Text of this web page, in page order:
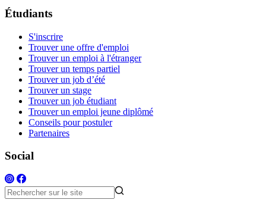
Étudiants
S'inscrire
Trouver une offre d'emploi
Trouver un emploi à l'étranger
Trouver un temps partiel
Trouver un job d’été
Trouver un stage
Trouver un job étudiant
Trouver un emploi jeune diplômé
Conseils pour postuler
Partenaires
Social